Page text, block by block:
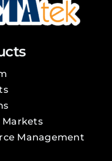
Markets
Management